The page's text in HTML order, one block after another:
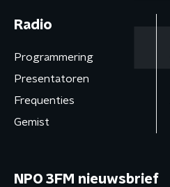
Radio
Programmering
Presentatoren
Frequenties
Gemist
NPO 3FM nieuwsbrief